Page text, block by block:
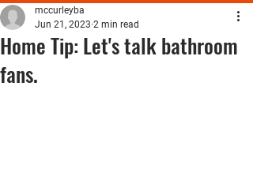
Home Tip: Let's talk bathroom
fans.
mccurleyba
Jun 21, 2023 2 min read